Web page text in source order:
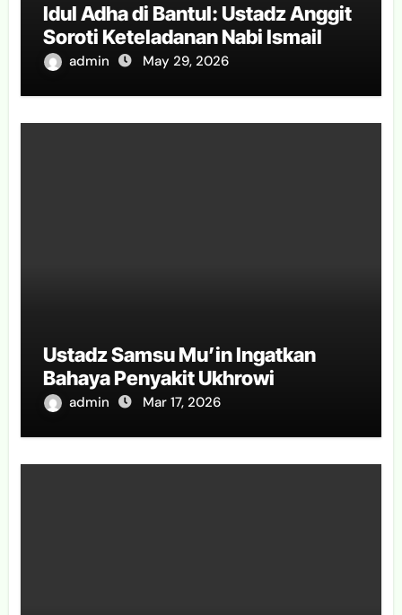
Idul Adha di Bantul: Ustadz Anggit
Soroti Keteladanan Nabi Ismail
admin May 29, 2026
Ustadz Samsu Mu’in Ingatkan
Bahaya Penyakit Ukhrowi
admin Mar 17, 2026